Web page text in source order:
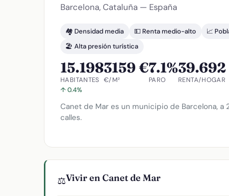
Barcelona, Cataluña — España
🏘️ Densidad media 💵 Renta medio-alto 📈
🏖️ Alta presión turística
15.198
HABITANTES
↑ 0.4%
3159 €
€/M²
7.1%
PARO RENTA/HOGAR
Canet de Mar es un municipio de Barcelona, a
calles.
⚖️Vivir en Canet de Mar